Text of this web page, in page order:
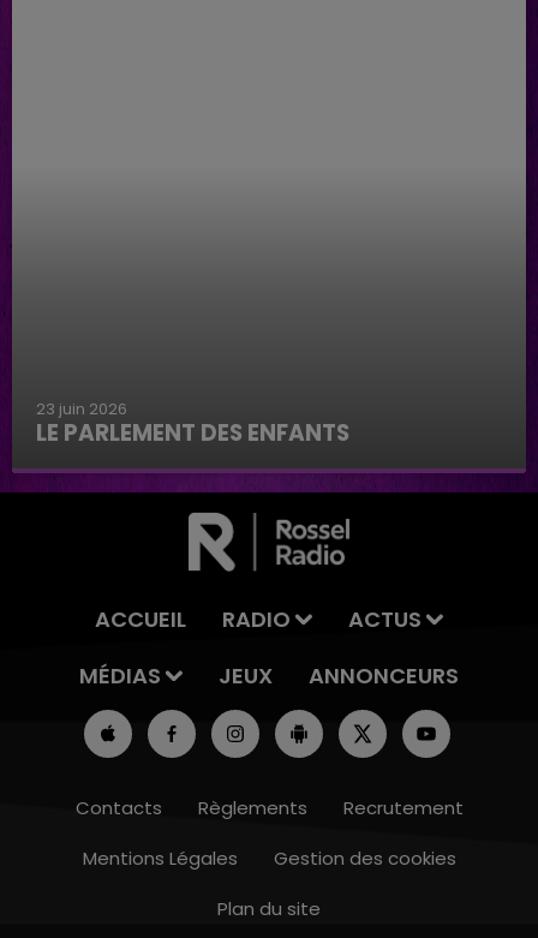
11h00 - 16h00
23 juin 2026
LE PARLEMENT DES ENFANTS
Le parlement des enfants
ACCUEIL RADIO
ACTUS
MÉDIAS
JEUX ANNONCEURS
Contacts Règlements
Recrutement
Mentions Légales
Gestion des cookies
Plan du site